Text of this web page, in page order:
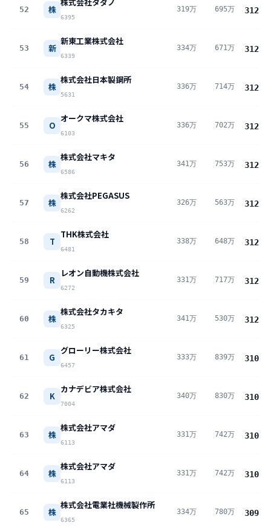
52 株
6395
319万 695万 312
53 新
新東工業株式会社
6339
334万 671万 312
54 株
株式会社日本製鋼所
5631
336万 714万 312
55 O
オークマ株式会社
6103
336万 702万 312
56 株
株式会社マキタ
6586
341万 753万 312
57 株
株式会社PEGASUS
6262
326万 563万 312
58 T
THK株式会社
6481
338万 648万 312
59 R
レオン自動機株式会社
6272
331万 717万 312
60 株
株式会社タカキタ
6325
341万 530万 312
61 G
グローリー株式会社
6457
333万 839万 310
62 K
カナデビア株式会社
7004
340万 830万 310
63 株
株式会社アマダ
6113
331万 742万 310
64 株
株式会社アマダ
6113
331万 742万 310
65 株
株式会社電業社機械製作所
6365
334万 780万 309